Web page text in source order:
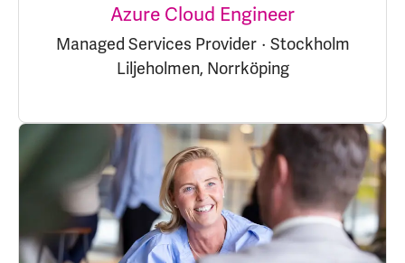
Azure Cloud Engineer
Managed Services Provider · Stockholm
Liljeholmen, Norrköping